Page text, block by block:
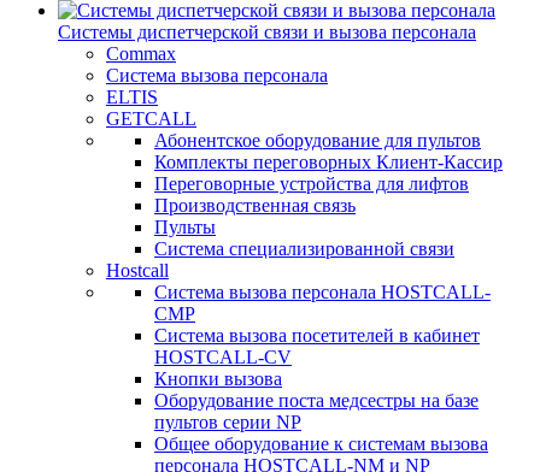
Системы диспетчерской связи и вызова персонала
Commax
Cистема вызова персонала
ELTIS
GETCALL
Абонентское оборудование для пультов
Комплекты переговорных Клиент-Кассир
Переговорные устройства для лифтов
Производственная связь
Пульты
Система специализированной связи
Hostcall
Cистема вызова персонала HOSTCALL-
CMP
Cистема вызова посетителей в кабинет
HOSTCALL-CV
Кнопки вызова
Оборудование поста медсестры на базе
пультов серии NP
Общее оборудование к системам вызова
персонала HOSTCALL-NM и NP